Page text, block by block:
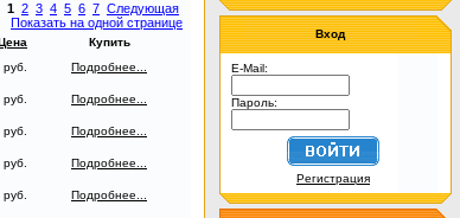
1 2 3 4 5 6 7 Следующая
Показать на одной странице
Купить
Подробнее...
Подробнее...
Подробнее...
Подробнее...
Подробнее...
Вход
E-Mail:
Пароль:
Регистрация